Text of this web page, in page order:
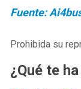
Fuente:
Prohibida su
¿Qué te